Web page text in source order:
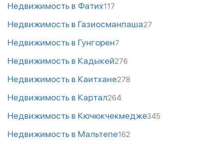
Недвижимость в Фатих117
Недвижимость в Газиосманпаша27
Недвижимость в Гунгорен7
Недвижимость в Кадыкей276
Недвижимость в Каитхане278
Недвижимость в Картал264
Недвижимость в Кючюкчекмедже345
Недвижимость в Мальтепе162